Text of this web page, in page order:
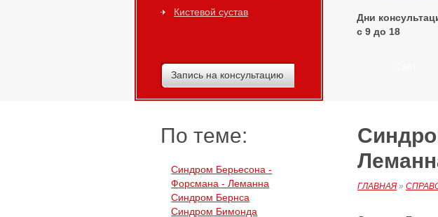
Кистевой сустав
Запись на консультацию
Дни
с 9 до 18
По теме:
Синдром Берьесона -
Форсмана - Леманна
Синдром Бернса
Синдром Бимонда
ГЛАВНАЯ »